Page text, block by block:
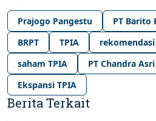
Prajogo Pangestu
PT Barito
BRPT
TPIA
saham TPIA
PT Chandra
Ekspansi TPIA
Berita Terkait